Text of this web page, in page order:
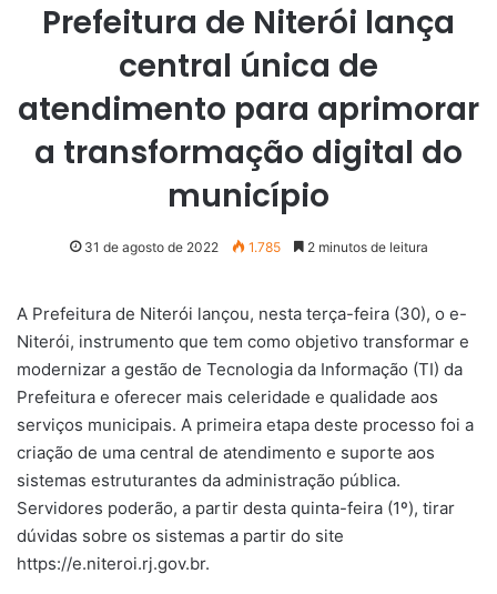
Prefeitura de Niterói lança
central única de
atendimento para aprimorar
a transformação digital do
município
31 de agosto de 2022 1.785 2 minutos de leitura
A Prefeitura de Niterói lançou, nesta terça-feira (30), o e-
Niterói, instrumento que tem como objetivo transformar e
modernizar a gestão de Tecnologia da Informação (TI) da
Prefeitura e oferecer mais celeridade e qualidade aos
serviços municipais. A primeira etapa deste processo foi a
criação de uma central de atendimento e suporte aos
sistemas estruturantes da administração pública.
Servidores poderão, a partir desta quinta-feira (1º), tirar
dúvidas sobre os sistemas a partir do site
https://e.niteroi.rj.gov.br.